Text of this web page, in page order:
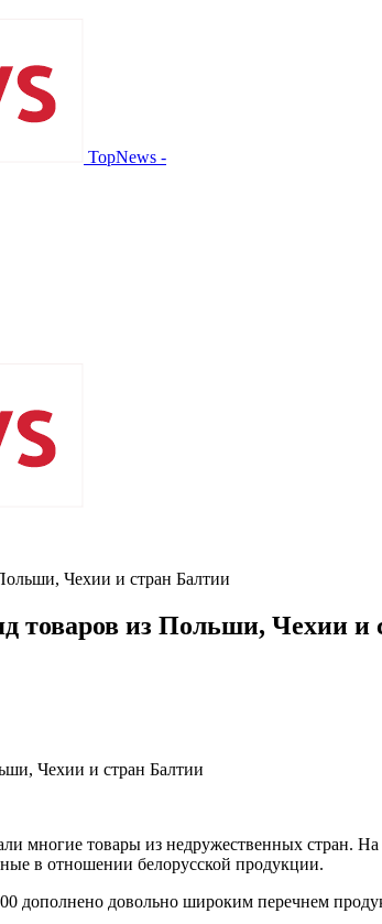
TopNews -
Чехии и стран Балтии
товаров из Польши, Чехии и
многие товары из недружественных
в отношении белорусской продукции.
дополнено довольно широким перечнем